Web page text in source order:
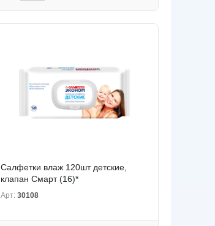
Салфетки влаж 120шт детские,
клапан Смарт (16)*
Арт: 30108